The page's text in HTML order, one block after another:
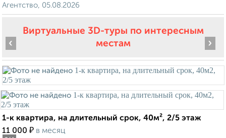
Агентство, 05.08.2026
Виртуальные 3D-туры по интересным
местам
‹ ›
1-к квартира, на длительный срок, 40м², 2/5 этаж
11 000 ₽ в месяц